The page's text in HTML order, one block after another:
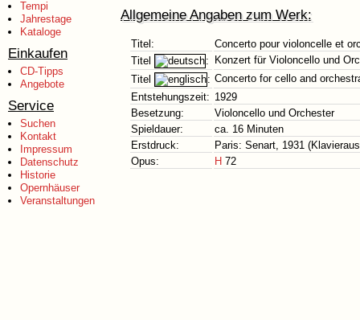
Tempi
Jahrestage
Kataloge
Einkaufen
CD-Tipps
Angebote
Service
Suchen
Kontakt
Impressum
Datenschutz
Historie
Opernhäuser
Veranstaltungen
Allgemeine Angaben zum Werk:
Titel:
Concerto pour violoncelle et
Titel
:
Konzert für Violoncello und
Titel
: Concerto for cello and
Entstehungszeit: 1929
Besetzung:
Violoncello und Orchester
Spieldauer:
ca. 16 Minuten
Erstdruck:
Paris: Senart, 1931
Opus:
H 72